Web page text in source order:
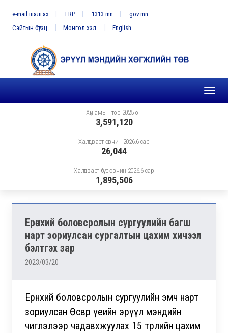
e-mail шалгах ERP 1313.mn
gov.mn
Сайтын бүтэц
Монгол хэл English
Toggle
Хүн амын тоо 2025 он
3,591,120
Халдварт өвчин 2026.6 сар
26,044
Халдварт бус өвчин 2026.6 сар
1,895,506
Ерөнхий боловсролын сургуулийн багш
нарт зориулсан сургалтын цахим хичээл
бэлтгэх зар
2023/03/20
Ерөнхий боловсролын сургуулийн эмч нарт
зориулсан Өсвөр үеийн эрүүл мэндийн
чиглэлээр чадавхжуулах 15 төрлийн цахим